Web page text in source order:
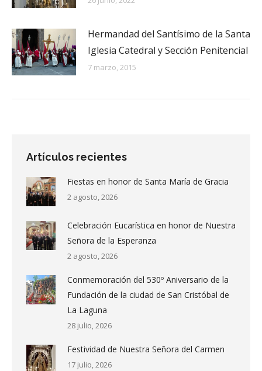
Hermandad del Santísimo de la Santa
Iglesia Catedral y Sección Penitencial
7 marzo, 2015
Artículos recientes
Fiestas en honor de Santa María de Gracia
2 agosto, 2026
Celebración Eucarística en honor de Nuestra
Señora de la Esperanza
2 agosto, 2026
Conmemoración del 530º Aniversario de la
Fundación de la ciudad de San Cristóbal de
La Laguna
28 julio, 2026
Festividad de Nuestra Señora del Carmen
17 julio, 2026